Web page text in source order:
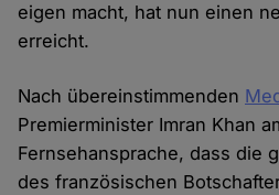
eigen macht, hat nun einen
erreicht.
Nach übereinstimmenden
Premierminister Imran Khan
Fernsehansprache, dass die
des französischen